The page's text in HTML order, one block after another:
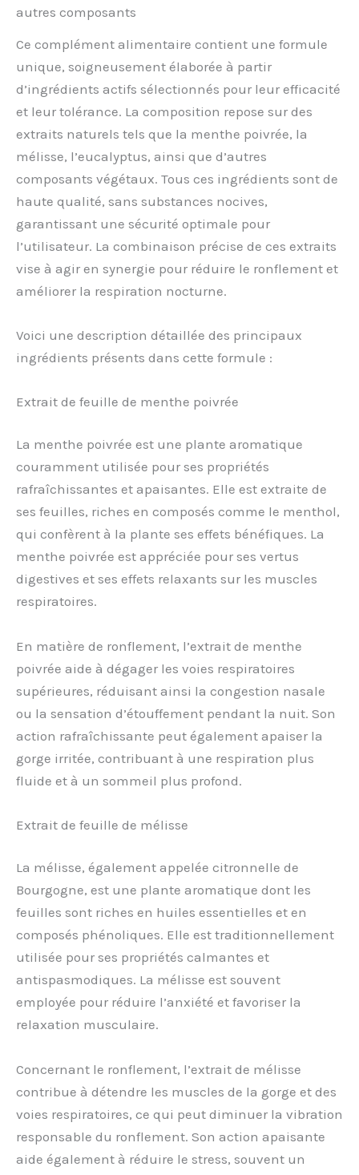
autres composants
Ce complément alimentaire contient une formule
unique, soigneusement élaborée à partir
d’ingrédients actifs sélectionnés pour leur efficacité
et leur tolérance. La composition repose sur des
extraits naturels tels que la menthe poivrée, la
mélisse, l’eucalyptus, ainsi que d’autres
composants végétaux. Tous ces ingrédients sont de
haute qualité, sans substances nocives,
garantissant une sécurité optimale pour
l’utilisateur. La combinaison précise de ces extraits
vise à agir en synergie pour réduire le ronflement et
améliorer la respiration nocturne.
Voici une description détaillée des principaux
ingrédients présents dans cette formule :
Extrait de feuille de menthe poivrée
La menthe poivrée est une plante aromatique
couramment utilisée pour ses propriétés
rafraîchissantes et apaisantes. Elle est extraite de
ses feuilles, riches en composés comme le menthol,
qui confèrent à la plante ses effets bénéfiques. La
menthe poivrée est appréciée pour ses vertus
digestives et ses effets relaxants sur les muscles
respiratoires.
En matière de ronflement, l’extrait de menthe
poivrée aide à dégager les voies respiratoires
supérieures, réduisant ainsi la congestion nasale
ou la sensation d’étouffement pendant la nuit. Son
action rafraîchissante peut également apaiser la
gorge irritée, contribuant à une respiration plus
fluide et à un sommeil plus profond.
Extrait de feuille de mélisse
La mélisse, également appelée citronnelle de
Bourgogne, est une plante aromatique dont les
feuilles sont riches en huiles essentielles et en
composés phénoliques. Elle est traditionnellement
utilisée pour ses propriétés calmantes et
antispasmodiques. La mélisse est souvent
employée pour réduire l’anxiété et favoriser la
relaxation musculaire.
Concernant le ronflement, l’extrait de mélisse
contribue à détendre les muscles de la gorge et des
voies respiratoires, ce qui peut diminuer la vibration
responsable du ronflement. Son action apaisante
aide également à réduire le stress, souvent un